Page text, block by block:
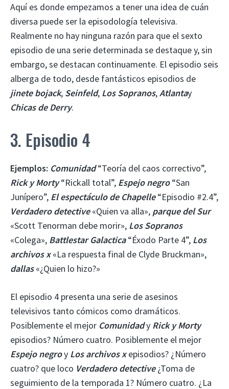
Aquí es donde empezamos a tener una idea de cuán
diversa puede ser la episodología televisiva.
Realmente no hay ninguna razón para que el sexto
episodio de una serie determinada se destaque y, sin
embargo, se destacan continuamente. El episodio seis
alberga de todo, desde fantásticos episodios de
jinete bojack, Seinfeld, Los Sopranos,Atlantay
Chicas de Derry.
3. Episodio 4
Ejemplos: Comunidad“Teoría del caos correctivo”,
Rick y Morty“Rickall total”, Espejo negro“San
Junípero”, El espectáculo de Chapelle“Episodio #2.4”,
Verdadero detective«Quien va alla», parque del Sur
«Scott Tenorman debe morir», Los Sopranos
«Colega», Battlestar Galactica“Éxodo Parte 4”, Los
archivos x«La respuesta final de Clyde Bruckman»,
dallas«¿Quien lo hizo?»
El episodio 4 presenta una serie de asesinos
televisivos tanto cómicos como dramáticos.
Posiblemente el mejor Comunidady Rick y Morty
episodios? Número cuatro. Posiblemente el mejor
Espejo negroy Los archivos xepisodios? ¿Número
cuatro? que loco Verdadero detective¿Toma de
seguimiento de la temporada 1? Número cuatro. ¿La